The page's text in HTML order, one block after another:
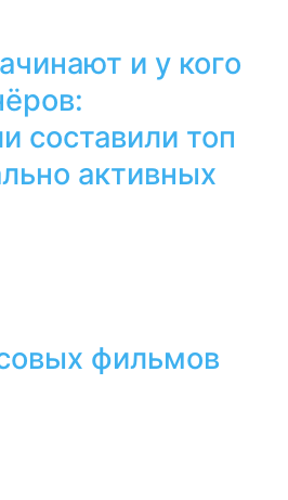
и у кого
составили топ
активных
фильмов